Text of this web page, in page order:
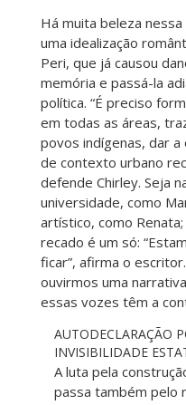
Há muita beleza
uma idealização
Peri, que já causou
memória e passá-la
política. “É preciso
em todas as áreas,
povos indígenas, dar
de contexto urbano
defende Chirley. Seja
universidade, como
artístico, como
recado é um só:
ficar”, afirma o
ouvirmos uma
essas vozes têm a
AUTODECLARAÇÃO
INVISIBILIDADE
A luta pela
passa também pelo